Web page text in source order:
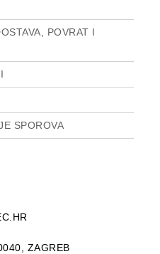
POVRAT I
SPOROVA
ZAGREB